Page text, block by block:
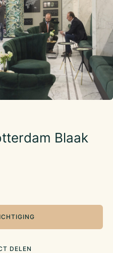
Blaak
DELEN